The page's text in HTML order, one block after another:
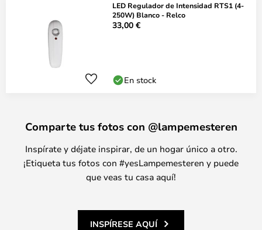
LED Regulador de Intensidad RTS1 (4-
250W) Blanco - Relco
33,00 €
En stock
Comparte tus fotos con @lampemesteren
Inspírate y déjate inspirar, de un hogar único a otro.
¡Etiqueta tus fotos con #yesLampemesteren y puede
que veas tu casa aquí!
INSPÍRESE AQUÍ